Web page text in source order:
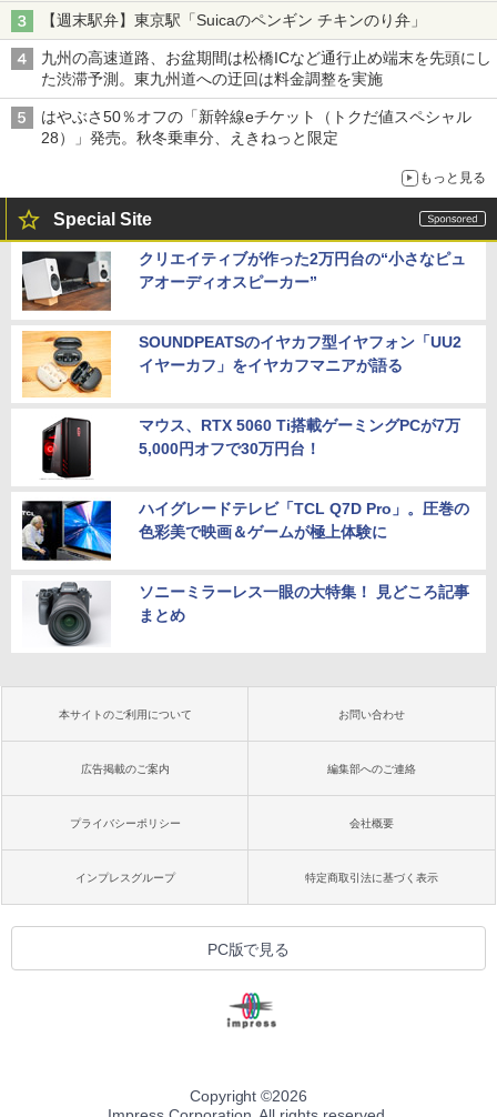
【週末駅弁】東京駅「Suicaのペンギン チキンのり弁」
九州の高速道路、お盆期間は松橋ICなど通行止め端末を先頭にし
た渋滞予測。東九州道への迂回は料金調整を実施
はやぶさ50％オフの「新幹線eチケット（トクだ値スペシャル
28）」発売。秋冬乗車分、えきねっと限定
もっと見る
Special Site
クリエイティブが作った2万円台の“小さなピュ
アオーディオスピーカー”
SOUNDPEATSのイヤカフ型イヤフォン「UU2
イヤーカフ」をイヤカフマニアが語る
マウス、RTX 5060 Ti搭載ゲーミングPCが7万
5,000円オフで30万円台！
ハイグレードテレビ「TCL Q7D Pro」。圧巻の
色彩美で映画＆ゲームが極上体験に
ソニーミラーレス一眼の大特集！ 見どころ記事
まとめ
本サイトのご利用について お問い合わせ
広告掲載のご案内 編集部へのご連絡
プライバシーポリシー 会社概要
インプレスグループ 特定商取引法に基づく表示
PC版で見る
Copyright ©2026